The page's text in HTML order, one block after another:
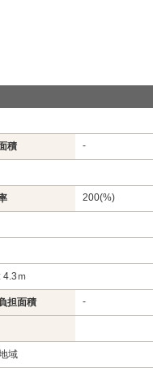
積 -
200(%)
4.3ｍ
担面積 -
域